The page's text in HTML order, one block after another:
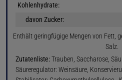
Kohlenhydrate:
davon Zucker:
Enthält geringfügige Mengen von Fett,
Salz.
Zutatenliste:Trauben, Saccharose,
Säureregulator: Weinsäure,